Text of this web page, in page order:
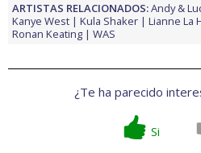
ARTISTAS RELACIONADOS:Andy &
Kanye West
Kula Shaker Lianne La
Ronan Keating
WAS
¿Te ha parecido
Si